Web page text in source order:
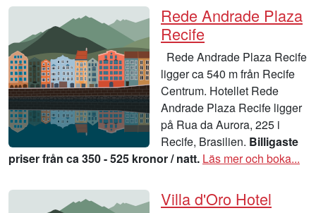
Rede Andrade Plaza
Recife
Rede Andrade Plaza Recife
ligger ca 540 m från Recife
Centrum. Hotellet Rede
Andrade Plaza Recife ligger
på Rua da Aurora, 225 i
Recife, Brasilien. Billigaste
priser från ca 350 - 525 kronor / natt. Läs mer och boka...
Villa d'Oro Hotel